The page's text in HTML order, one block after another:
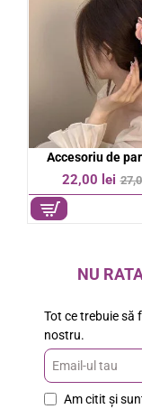
Accesoriu de
22,00 lei
NU
Tot ce trebuie să
nostru.
Email-
ul
Am citit şi